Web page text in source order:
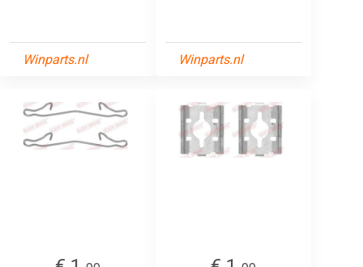
Winparts.nl Winparts.nl